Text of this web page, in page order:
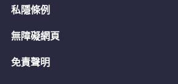
私隱條例
無障礙網頁
免責聲明